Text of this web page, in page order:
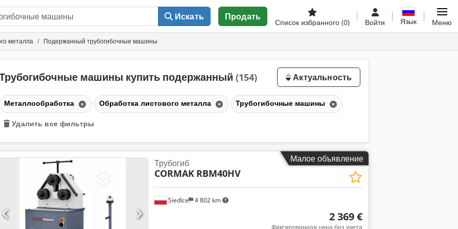
Искать Продать
Список избранного (0) Войти Язык Меню
металла Подержанный трубогибочные машины
машины купить подержанный (154) Актуальность
Металлообработка Обработка листового металла Трубогибочные машины
Удалить все фильтры
Малое объявление
Siedlce 4 802 km
Трубогиб
CORMAK RBM40HV
2 369 €
Фиксированная цена без учета